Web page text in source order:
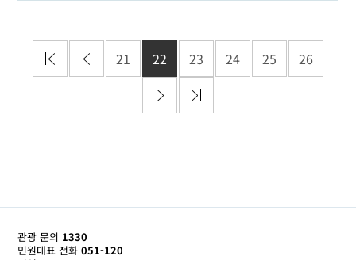
21 22 23 24 25 26
관광 문의 1330
민원대표 전화 051-120